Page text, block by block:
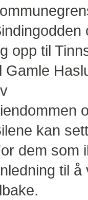
opp til
Gamle
kan
dem som
til